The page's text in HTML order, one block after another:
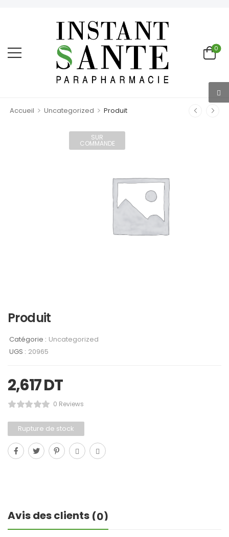
0
Accueil > Uncategorized > Produit
SUR
COMMANDE
Produit
Catégorie : Uncategorized
UGS : 20965
2,617DT
0 Reviews
Rupture de stock
Avis des clients (0)